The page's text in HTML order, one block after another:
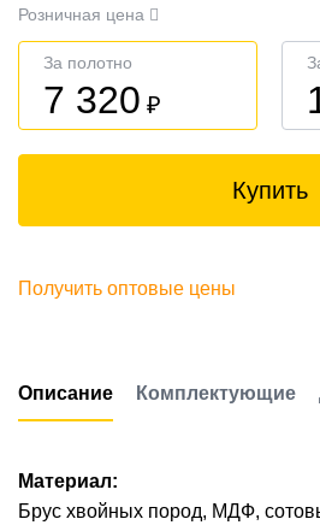
Розничная цена
За полотно
7 320 ₽
Купить
Получить оптовые цены
Описание Комплектующие
Материал:
Брус хвойных пород, МДФ,